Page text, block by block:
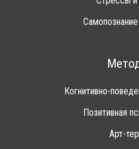
Самопознание
Когнитивно-
Позитивная
Арт-